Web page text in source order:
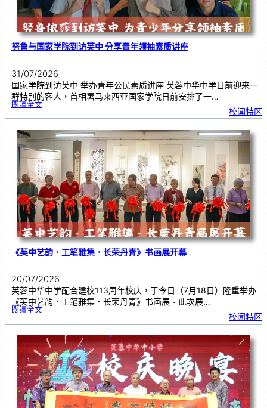
努鲁与国家学院到访芙中 分享青年领袖素质讲座
31/07/2026
国家学院到访芙中 举办青年公民素质讲座 芙蓉中华中学日前迎来一
群特别的客人，首相署马来西亚国家学院日前安排了一…
閱讀全文:努
国
学
院
到
访
中
分
享
青
年
领
袖
素
质
讲
座
校闻特区
《芙中艺韵．工笔雅集．长荣丹青》书画展开幕
20/07/2026
芙蓉中华中学配合建校113周年校庆，于今日（7月18日）隆重举办
《芙中艺韵．工笔雅集．长荣丹青》书画展。此次展…
閱讀全文:《
艺
．
工
笔
雅
集
．
长
荣
丹
青
》
书
画
展
开
幕
校闻特区